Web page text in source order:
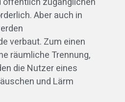
Aber auch in
verbaut. Zum einen
räumliche Trennung,
die Nutzer eines
und Lärm